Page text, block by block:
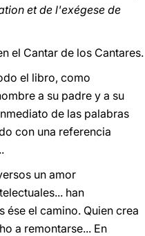
et de l'exégese de
el Cantar de los Cantares.
el libro, como
a su padre y a su
de las palabras
con una referencia
un amor
han
el camino. Quien crea
a remontarse... En